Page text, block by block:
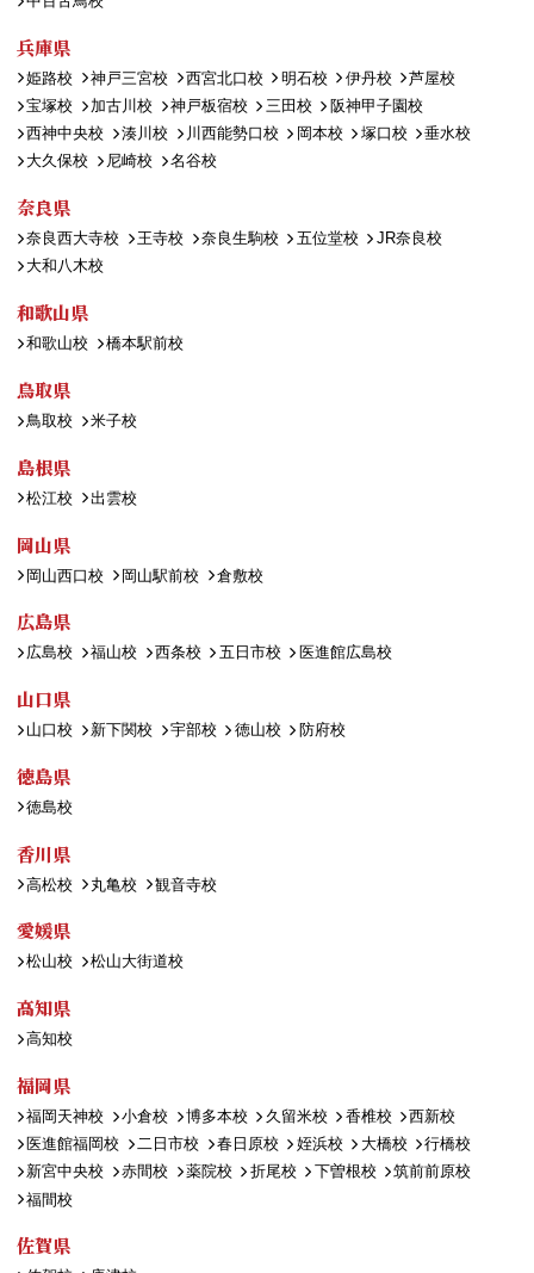
兵庫県
姫路校 神戸三宮校 西宮北口校 明石校 伊丹校
芦屋校
宝塚校
加古川校 神戸板宿校 三田校
阪神甲子園校
西神中央校
湊川校 川西能勢口校 岡本校 塚口校
垂水校
大久保校
尼崎校 名谷校
奈良県
奈良西大寺校 王寺校 奈良生駒校 五位堂校
JR奈良校
大和八木校
和歌山県
和歌山校 橋本駅前校
鳥取県
鳥取校 米子校
島根県
松江校 出雲校
岡山県
岡山西口校 岡山駅前校 倉敷校
広島県
広島校 福山校 西条校 五日市校 医進館広島校
山口県
山口校 新下関校 宇部校 徳山校 防府校
徳島県
徳島校
香川県
高松校 丸亀校 観音寺校
愛媛県
松山校 松山大街道校
高知県
高知校
福岡県
福岡天神校 小倉校 博多本校 久留米校 香椎校
西新校
医進館福岡校
二日市校 春日原校 姪浜校 大橋校
行橋校
新宮中央校
赤間校 薬院校 折尾校 下曽根校
筑前前原校
福間校
佐賀県